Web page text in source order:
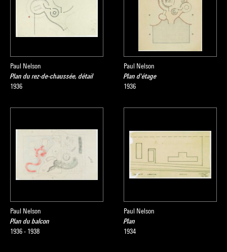
Paul Nelson
Plan du rez-de-chaussée, détail
1936
Paul Nelson
Plan d'étage
1936
Paul Nelson
Plan du balcon
1936 - 1938
Paul Nelson
Plan
1934